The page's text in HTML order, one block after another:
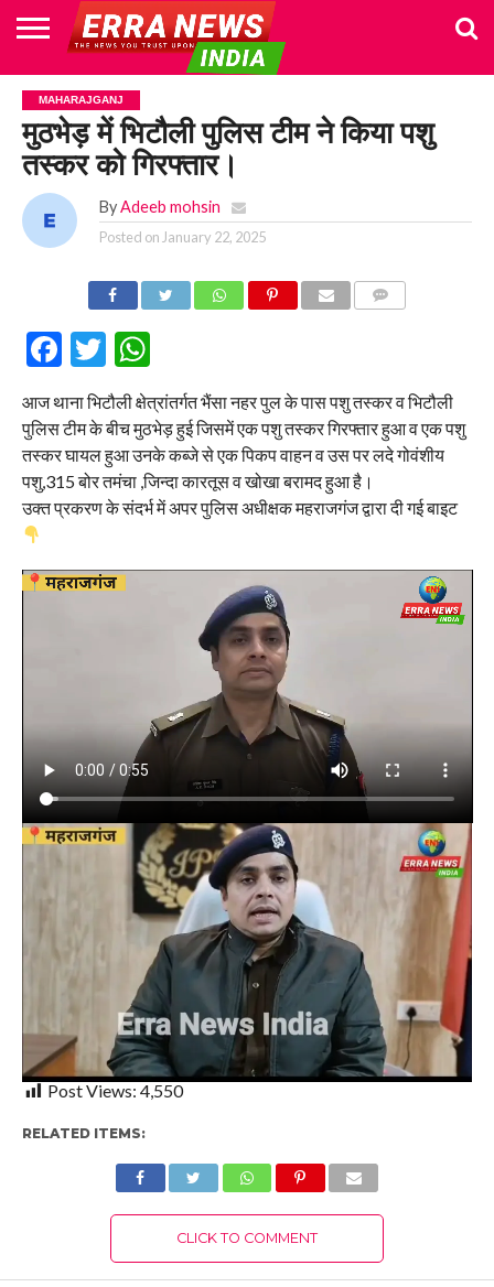
HOME
POLITICS
NEWS
BUSINESS
CULTURE
NATIONAL
SPORTS
LIFESTYLE
TRAVEL
OPINION
BREAKING
NEWS
ENTERTAINMENT
WORLD
CRIME
JOIN
US
MAHARAJGANJ
मुठभेड़ में भिटौली पुलिस टीम ने किया पशु
तस्कर को गिरफ्तार।
By Adeeb mohsin
Posted on January 22, 2025
Facebook
Twitter
WhatsApp
आज थाना भिटौली क्षेत्रांतर्गत भैंसा नहर पुल के पास पशु तस्कर व भिटौली
पुलिस टीम के बीच मुठभेड़ हुई जिसमें एक पशु तस्कर गिरफ्तार हुआ व एक पशु
तस्कर घायल हुआ उनके कब्जे से एक पिकप वाहन व उस पर लदे गोवंशीय
पशु,315 बोर तमंचा ,जिन्दा कारतूस व खोखा बरामद हुआ है।
उक्त प्रकरण के संदर्भ में अपर पुलिस अधीक्षक महराजगंज द्वारा दी गई बाइट
Post Views: 4,550
RELATED ITEMS:
CLICK TO COMMENT